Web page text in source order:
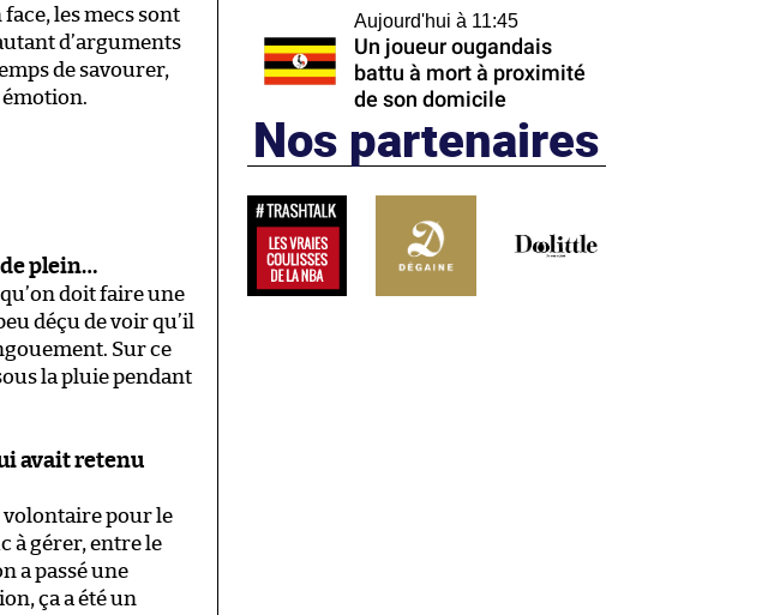
les mecs sont
d’arguments
de savourer,
émotion.
plein…
doit faire une
déçu de voir qu’il
Sur ce
la pluie pendant
avait retenu
volontaire pour le
à gérer, entre le
a passé une
ça a été un
Aujourd'hui à 11:45
Un joueur ougandais
battu à mort à proximité
de son domicile
Nos partenaires